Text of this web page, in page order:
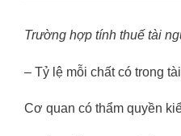
Trường hợp tính thuế tài
– Tỷ lệ mỗi chất có trong
Cơ quan có thẩm quyền